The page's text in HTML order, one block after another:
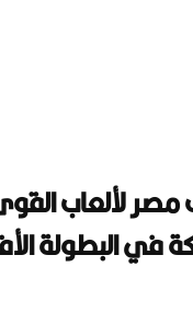
لألعاب
في البطولة